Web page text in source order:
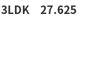
3LDK 27.625